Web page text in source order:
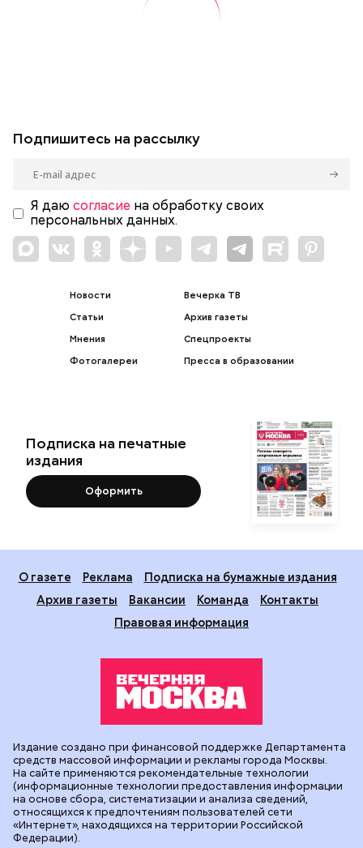
Подпишитесь на рассылку
Я даю согласие на обработку своих
персональных данных.
Новости
Статьи
Мнения
Фотогалереи
Вечерка ТВ
Архив газеты
Спецпроекты
Пресса в образовании
Подписка на печатные
издания
Оформить
О газете Реклама
Подписка на бумажные издания
Архив газеты
Вакансии Команда
Контакты
Правовая информация
Издание создано при финансовой поддержке Департамента
средств массовой информации и рекламы города Москвы.
На сайте применяются рекомендательные технологии
(информационные технологии предоставления информации
на основе сбора, систематизации и анализа сведений,
относящихся к предпочтениям пользователей сети
«Интернет», находящихся на территории Российской
Федерации).